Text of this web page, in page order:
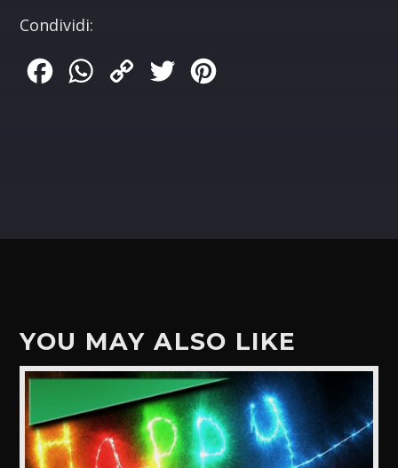
Condividi:
FacebookWhatsApp
Copy
Twitter
YOU MAY ALSO LIKE